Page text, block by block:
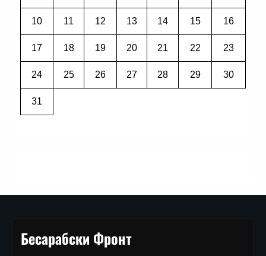
10 11 12 13 14 15 16
17 18 19 20 21 22 23
24 25 26 27 28 29 30
31
Бесарабски Фронт